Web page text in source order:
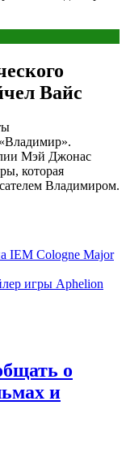
Вайс
Мэй Джонас
которая
Владимиром.
IEM Cologne Major
игры Aphelion
о
и